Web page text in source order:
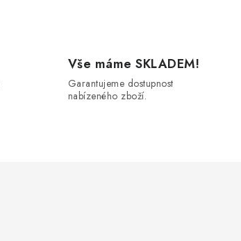
Vše máme SKLADEM!
Garantujeme dostupnost
nabízeného zboží.